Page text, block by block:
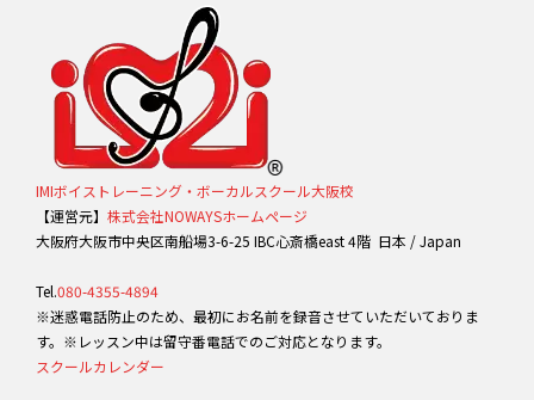
IMIボイストレーニング・ボーカルスクール大阪校
【運営元】 株式会社NOWAYSホームページ
大阪府大阪市中央区南船場3-6-25 IBC心斎橋east 4階 日本 / Japan
Tel.080-4355-4894
※迷惑電話防止のため、最初にお名前を録音させていただいておりま
す。※レッスン中は留守番電話でのご対応となります。
スクールカレンダー